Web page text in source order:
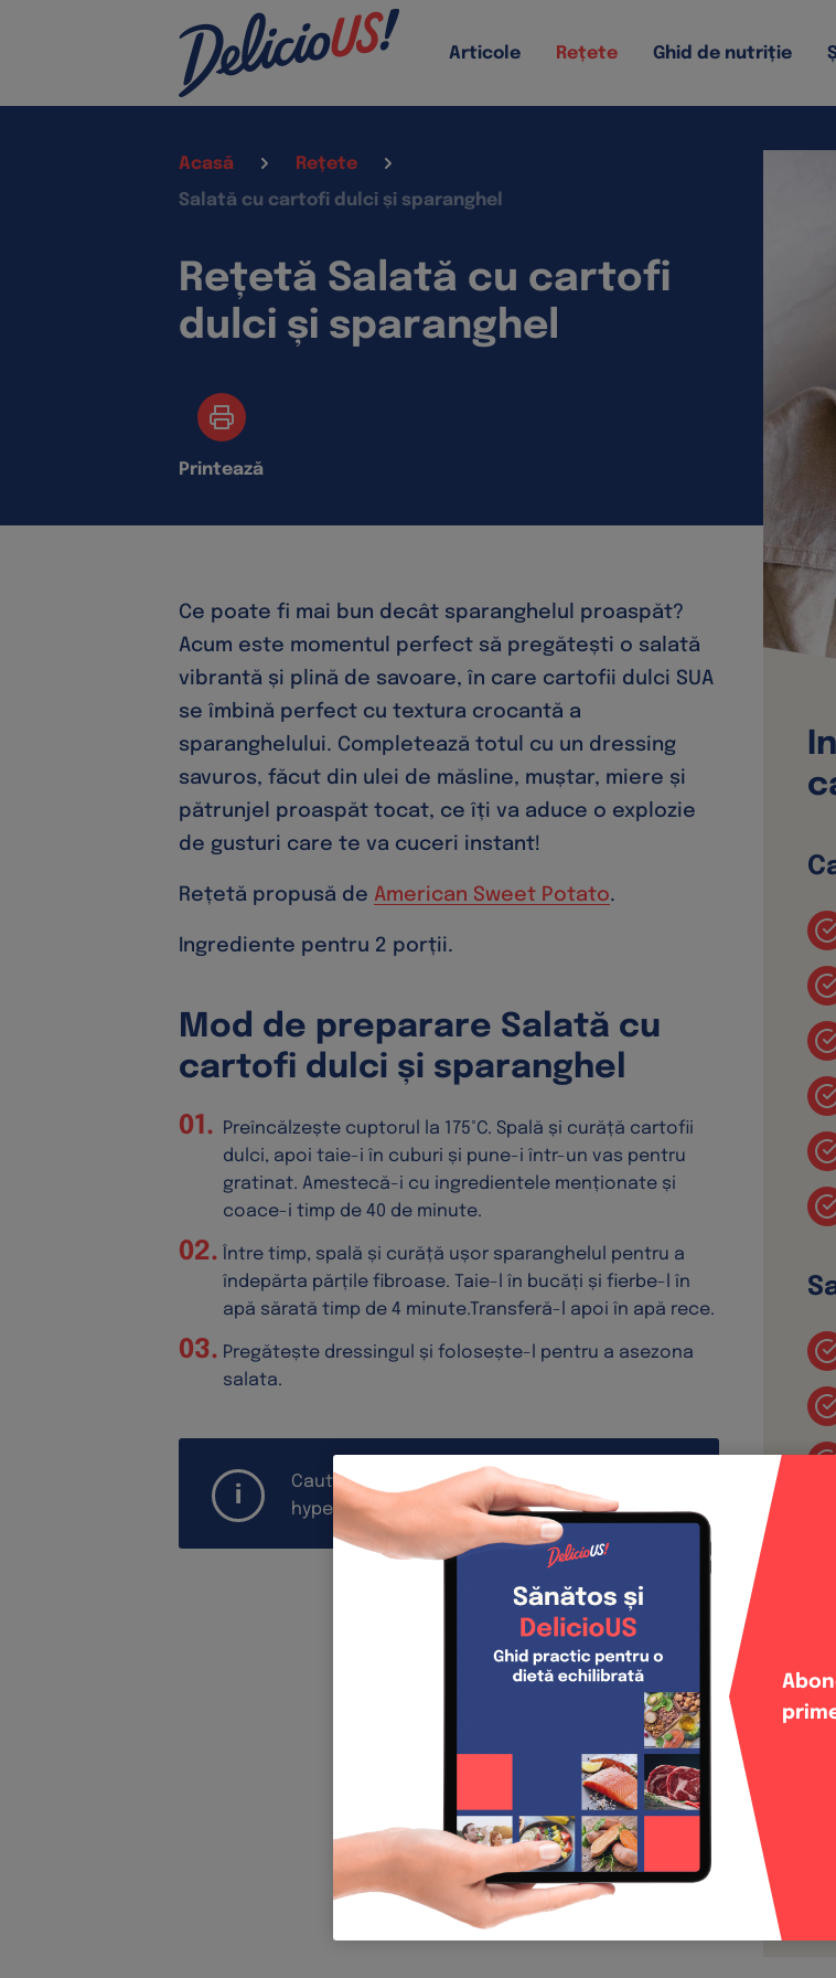
Articole Rețete Ghid de nutriție
Acasă
Rețete
Salată cu cartofi dulci și sparanghel
Rețetă Salată cu cartofi
dulci și sparanghel
Printează
Ce poate fi mai bun decât sparanghelul proaspăt?
Acum este momentul perfect să pregătești o salată
vibrantă și plină de savoare, în care cartofii dulci SUA
se îmbină perfect cu textura crocantă a
sparanghelului. Completează totul cu un dressing
savuros, făcut din ulei de măsline, muștar, miere și
pătrunjel proaspăt tocat, ce îți va aduce o explozie
de gusturi care te va cuceri instant!
Rețetă propusă de American Sweet Potato.
Ingrediente pentru 2 porții.
Mod de preparare Salată cu
cartofi dulci și sparanghel
Preîncălzește cuptorul la 175°C. Spală și curăță cartofii
dulci, apoi taie-i în cuburi și pune-i într-un vas pentru
gratinat. Amestecă-i cu ingredientele menționate și
coace-i timp de 40 de minute.
Între timp, spală și curăță ușor sparanghelul pentru a
îndepărta părțile fibroase. Taie-l în bucăți și fierbe-l în
apă sărată timp de 4 minute.Transferă-l apoi în apă rece.
Pregătește dressingul și folosește-l pentru a asezona
salata.
Caută cartofii dulci de origine SUA în
hypermarketurile din România.